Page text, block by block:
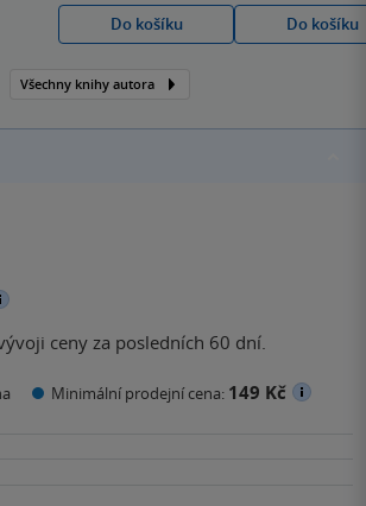
žil.
Do košíku
Do košíku
Všechny knihy autora
ceny za posledních 60 dní.
Minimální prodejní cena: 149 Kč